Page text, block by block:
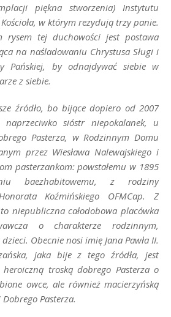
piękna stworzenia) Instytutu
w którym rezydują trzy panie.
rysem tej duchowości jest postawa
na naśladowaniu Chrystusa Sługi i
Pańskiej, by odnajdywać siebie w
z siebie.
źródło, bo bijące dopiero od 2007
sióstr niepokalanek, u
Pasterza, w Rodzinnym Domu
przez Wiesława Nalewajskiego i
pasterzankom: powstałemu w 1895
baezhabitowemu, z rodziny
Koźmińskiego OFMCap. Z
niepubliczna całodobowa placówka
o charakterze rodzinnym,
Obecnie nosi imię Jana Pawła II.
jaka bije z tego źródła, jest
troską dobrego Pasterza o
owce, ale również macierzyńską
Pasterza.